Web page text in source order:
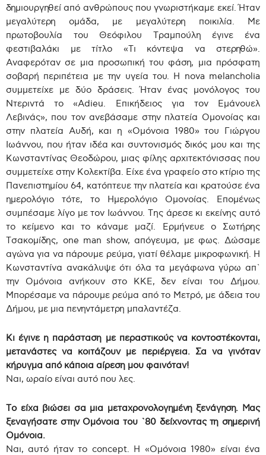
δημιουργηθεί από ανθρώπους που γνωριστήκαμε εκεί. Ήταν
μεγαλύτερη ομάδα, με μεγαλύτερη ποικιλία. Με
πρωτοβουλία του Θεόφιλου Τραμπούλη έγινε ένα
φεστιβαλάκι με τίτλο «Τι κόντεψα να στερηθώ».
Αναφερόταν σε μια προσωπική του φάση, μια πρόσφατη
σοβαρή περιπέτεια με την υγεία του. Η nova melancholia
συμμετείχε με δύο δράσεις. Ήταν ένας μονόλογος του
Ντεριντά το «Adieu. Eπικήδειος για τον Εμάνουελ
Λεβινάς», που τον ανεβάσαμε στην πλατεία Ομονοίας και
στην πλατεία Αυδή, και η «Ομόνοια 1980» του Γιώργου
Ιωάννου, που ήταν ιδέα και συντονισμός δικός μου και της
Κωνσταντίνας Θεοδώρου, μιας φίλης αρχιτεκτόνισσας που
συμμετείχε στην Κολεκτίβα. Είχε ένα γραφείο στο κτίριο της
Πανεπιστημίου 64, κατόπτευε την πλατεία και κρατούσε ένα
ημερολόγιο τότε, το Ημερολόγιο Ομονοίας. Επομένως
συμπέσαμε λίγο με τον Ιωάννου. Της άρεσε κι εκείνης αυτό
το κείμενο και το κάναμε μαζί. Ερμήνευε ο Σωτήρης
Τσακομίδης, one man show, απόγευμα, με φως. Δώσαμε
αγώνα για να πάρουμε ρεύμα, γιατί θέλαμε μικροφωνική. Η
Κωνσταντίνα ανακάλυψε ότι όλα τα μεγάφωνα γύρω απ`
την Ομόνοια ανήκουν στο ΚΚΕ, δεν είναι του Δήμου.
Μπορέσαμε να πάρουμε ρεύμα από το Μετρό, με άδεια του
Δήμου, με μια πενηντάμετρη μπαλαντέζα.
Κι έγινε η παράσταση με περαστικούς να κοντοστέκονται,
μετανάστες να κοιτάζουν με περιέργεια. Σα να γινόταν
κήρυγμα από κάποια αίρεση μου φαινόταν!
Ναι, ωραίο είναι αυτό που λες.
Το είχα βιώσει σα μια μεταχρονολογημένη ξενάγηση. Μας
ξεναγήσατε στην Ομόνοια του `80 δείχνοντας τη σημερινή
Ομόνοια.
Ναι, αυτό ήταν το concept. Η «Ομόνοια 1980» είναι ένα